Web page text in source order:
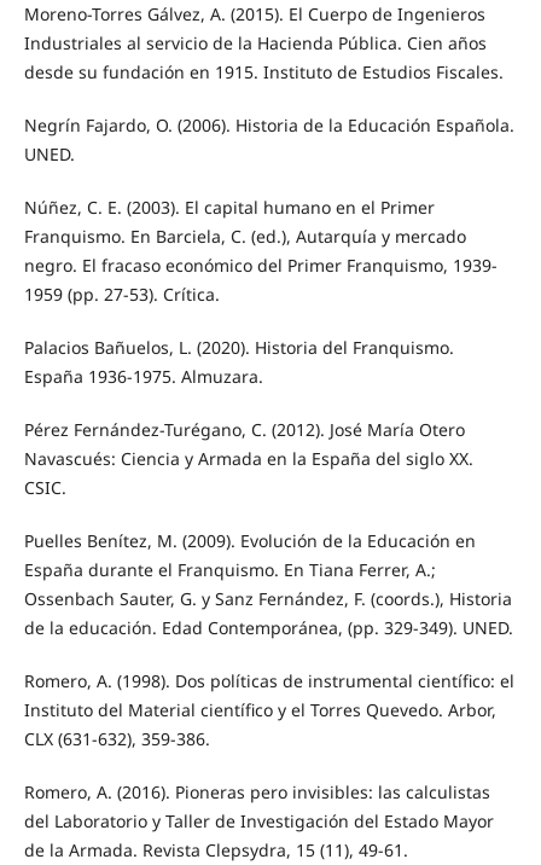
Moreno-Torres Gálvez, A. (2015). El Cuerpo de Ingenieros
Industriales al servicio de la Hacienda Pública. Cien años
desde su fundación en 1915. Instituto de Estudios Fiscales.
Negrín Fajardo, O. (2006). Historia de la Educación Española.
UNED.
Núñez, C. E. (2003). El capital humano en el Primer
Franquismo. En Barciela, C. (ed.), Autarquía y mercado
negro. El fracaso económico del Primer Franquismo, 1939-
1959 (pp. 27-53). Crítica.
Palacios Bañuelos, L. (2020). Historia del Franquismo.
España 1936-1975. Almuzara.
Pérez Fernández-Turégano, C. (2012). José María Otero
Navascués: Ciencia y Armada en la España del siglo XX.
CSIC.
Puelles Benítez, M. (2009). Evolución de la Educación en
España durante el Franquismo. En Tiana Ferrer, A.;
Ossenbach Sauter, G. y Sanz Fernández, F. (coords.), Historia
de la educación. Edad Contemporánea, (pp. 329-349). UNED.
Romero, A. (1998). Dos políticas de instrumental científico: el
Instituto del Material científico y el Torres Quevedo. Arbor,
CLX (631-632), 359-386.
Romero, A. (2016). Pioneras pero invisibles: las calculistas
del Laboratorio y Taller de Investigación del Estado Mayor
de la Armada. Revista Clepsydra, 15 (11), 49-61.